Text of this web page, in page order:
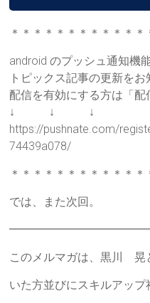
＊＊＊＊＊＊＊＊＊＊＊＊
android のプッシュ通知機
トピックス記事の更新をお
配信を有効にする方は「配
↓ ↓ ↓
https://pushnate.com/
74439a078/
＊＊＊＊＊＊＊＊＊＊＊＊
では、また次回。
このメルマガは、黒川 晃
いた方並びにスキルアッ